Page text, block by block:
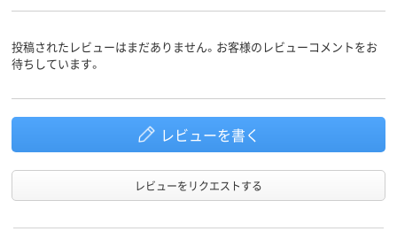
投稿されたレビューはまだありません。お客様のレビューコメントをお
待ちしています。
レビューを書く
レビューをリクエストする